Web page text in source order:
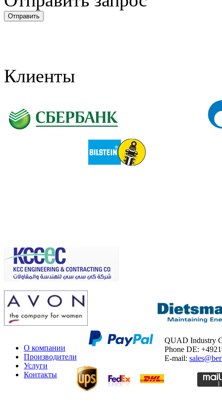
Клиенты
О компании
Производители
Услуги
Контакты
QUAD Industry
Phone DE:
E-mail: